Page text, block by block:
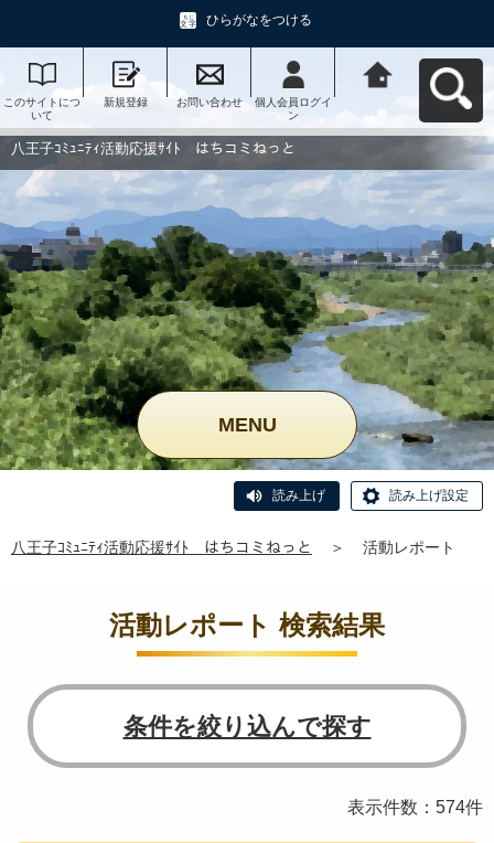
ひらがなをつける
このサイトにつ
いて
新規登録 お問い合わせ
個人会員ログイ
ン
動応援ｻｲﾄ はち
コミねっとへ戻
八王子ｺﾐｭﾆﾃｨ活動応援ｻｲﾄ はちコミねっと
MENU
読み上げ 読み上げ設定
八王子ｺﾐｭﾆﾃｨ活動応援ｻｲﾄ はちコミねっと ＞ 活動レポート
活動レポート 検索結果
条件を絞り込んで探す
表示件数：574件